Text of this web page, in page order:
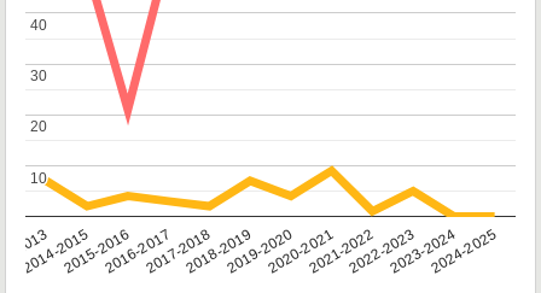
2013
2014-20152015-20162016-20172017-20182018-20192019-20202020-20212021-20222022-20232023-20242024-2025
10
10
20
20
30
30
40
40